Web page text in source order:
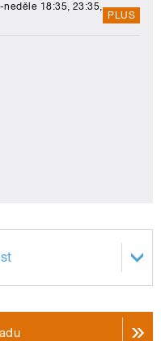
18:35, 23:35,
PLUS